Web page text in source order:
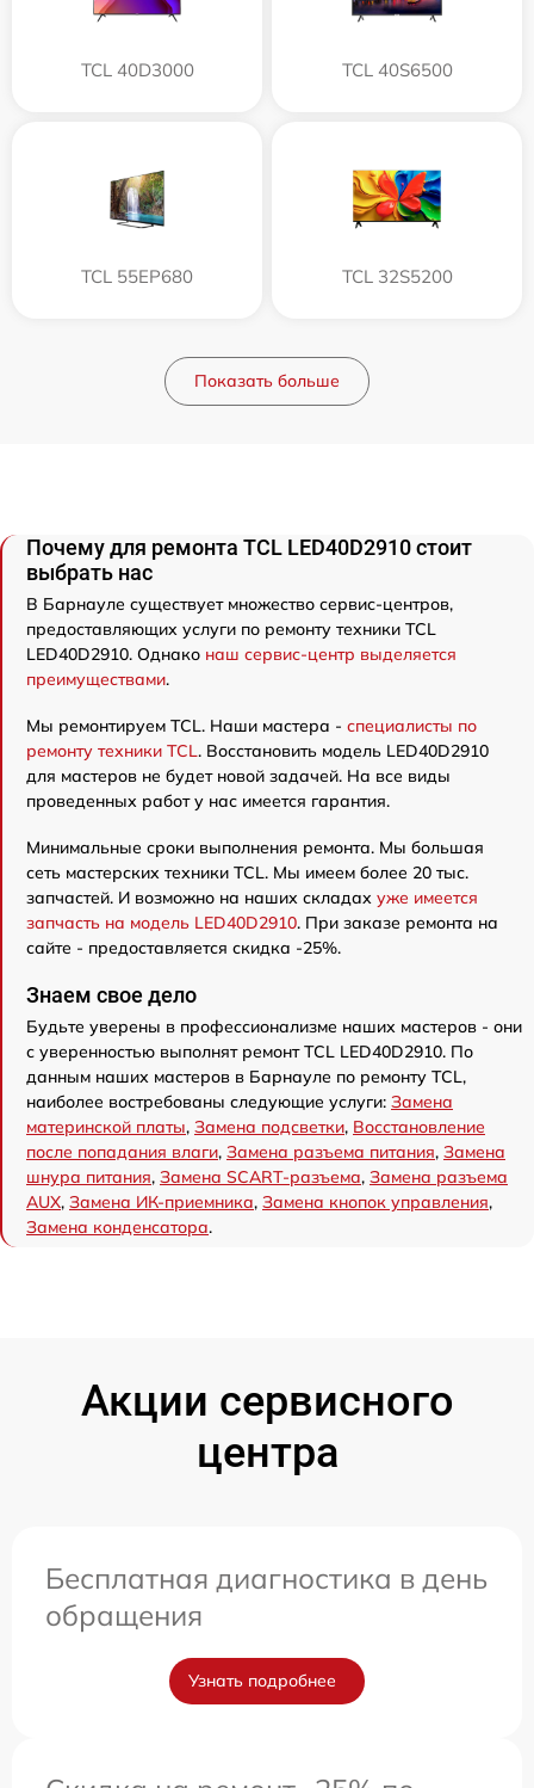
TCL 40D3000 TCL 40S6500
TCL 55EP680 TCL 32S5200
Показать больше
Почему для ремонта TCL LED40D2910 стоит
выбрать нас
В Барнауле существует множество сервис-центров,
предоставляющих услуги по ремонту техники TCL
LED40D2910. Однако наш сервис-центр выделяется
преимуществами.
Мы ремонтируем TCL. Наши мастера - специалисты по
ремонту техники TCL. Восстановить модель LED40D2910
для мастеров не будет новой задачей. На все виды
проведенных работ у нас имеется гарантия.
Минимальные сроки выполнения ремонта. Мы большая
сеть мастерских техники TCL. Мы имеем более 20 тыс.
запчастей. И возможно на наших складах уже имеется
запчасть на модель LED40D2910. При заказе ремонта на
сайте - предоставляется скидка -25%.
Знаем свое дело
Будьте уверены в профессионализме наших мастеров - они
с уверенностью выполнят ремонт TCL LED40D2910. По
данным наших мастеров в Барнауле по ремонту TCL,
наиболее востребованы следующие услуги: Замена
материнской платы, Замена подсветки, Восстановление
после попадания влаги, Замена разъема питания, Замена
шнура питания, Замена SCART-разъема, Замена разъема
AUX, Замена ИК-приемника, Замена кнопок управления,
Замена конденсатора.
Акции сервисного
центра
Бесплатная диагностика в день
обращения
Узнать подробнее